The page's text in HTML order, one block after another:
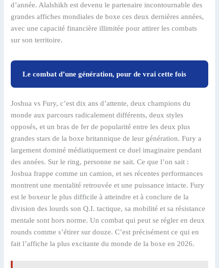
d’année. Alalshikh est devenu le partenaire incontournable des
grandes affiches mondiales de boxe ces deux dernières années,
avec une capacité financière illimitée pour attirer les combats
sur son territoire.
Le combat d’une génération, pour de vrai cette fois
Joshua vs Fury, c’est dix ans d’attente, deux champions du
monde aux parcours radicalement différents, deux styles
opposés, et un bras de fer de popularité entre les deux plus
grandes stars de la boxe britannique de leur génération. Fury a
largement dominé médiatiquement ce duel imaginaire pendant
des années. Sur le ring, personne ne sait. Ce que l’on sait :
Joshua frappe comme un camion, et ses récentes performances
montrent une mentalité retrouvée et une puissance intacte. Fury
est le boxeur le plus difficile à atteindre et à conclure de la
division des lourds son Q.I. tactique, sa mobilité et sa résistance
mentale sont hors norme. Un combat qui peut se régler en deux
rounds comme s’étirer sur douze. C’est précisément ce qui en
fait l’affiche la plus excitante du monde de la boxe en 2026.